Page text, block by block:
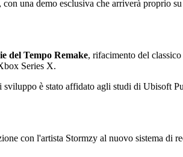
con una demo esclusiva che arriverà proprio
del Tempo Remake, rifacimento del
Series X.
è stato affidato agli studi di Ubisoft
con l'artista Stormzy al nuovo sistema di